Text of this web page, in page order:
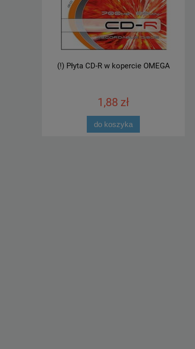
(!) Płyta CD-R w kopercie OMEGA
1,88 zł
do koszyka